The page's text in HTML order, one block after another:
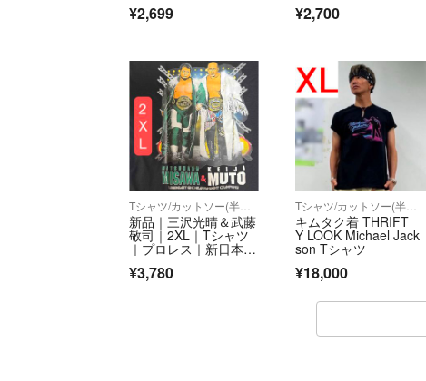
¥2,699 ¥2,700
新品｜三沢光晴＆武藤
敬司｜2XL｜Tシャツ
｜プロレス｜新日本｜
NOAH｜ノア｜引退記
念｜全日本プロレス｜
¥3,780
キムタク着 THRIFT
Y LOOK Michael Jack
son Tシャツ
¥18,000